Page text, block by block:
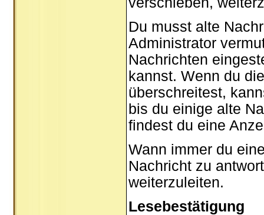
Du musst alte
Administrator
Nachrichten
kannst. Wenn du
überschreitest,
bis du einige alte
findest du eine
Wann immer du
Nachricht zu
weiterzuleiten.
Lesebestätigung